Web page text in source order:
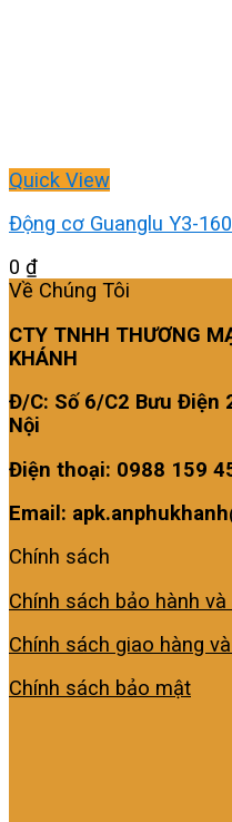
Quick View
Động cơ Guanglu Y3-
0 ₫
Về Chúng Tôi
CTY TNHH THƯƠNG
KHÁNH
Đ/C: Số 6/C2 Bưu Điện
Nội
Điện thoại: 0988 159
Email:
Chính sách
Chính sách bảo hành
Chính sách giao hàng
Chính sách bảo mật